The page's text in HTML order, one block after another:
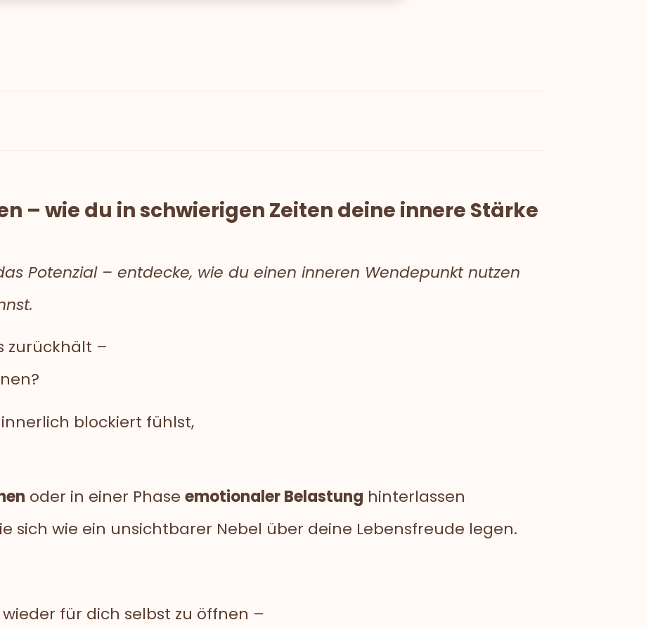
– wie du in schwierigen Zeiten deine innere Stärke
Potenzial – entdecke, wie du einen inneren Wendepunkt nutzen
zurückhält –
blockiert fühlst,
oder in einer Phase emotionaler Belastung hinterlassen
sich wie ein unsichtbarer Nebel über deine Lebensfreude legen.
für dich selbst zu öffnen –